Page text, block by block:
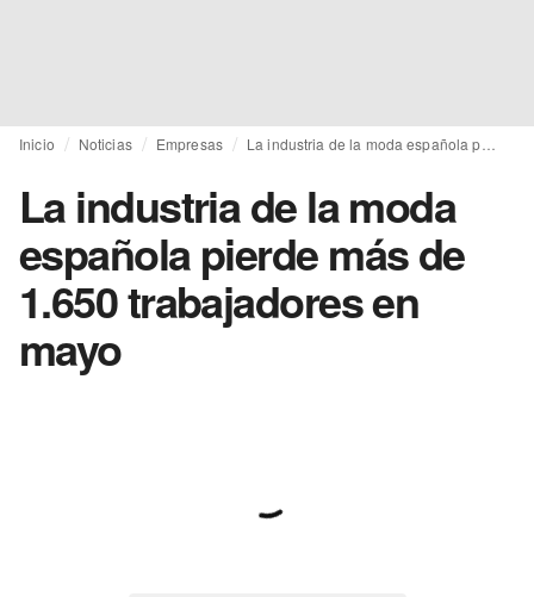
Inicio Noticias Empresas
La industria de la moda
española pierde más de
1.650 trabajadores en
mayo